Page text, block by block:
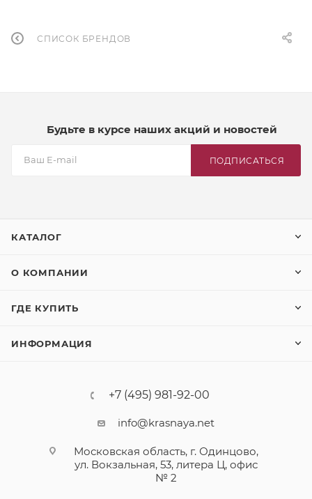
СПИСОК БРЕНДОВ
Будьте в курсе наших акций и новостей
ПОДПИСАТЬСЯ
КАТАЛОГ
О КОМПАНИИ
ГДЕ КУПИТЬ
ИНФОРМАЦИЯ
+7 (495) 981-92-00
info@krasnaya.net
Московская область, г. Одинцово,
ул. Вокзальная, 53, литера Ц, офис
№ 2